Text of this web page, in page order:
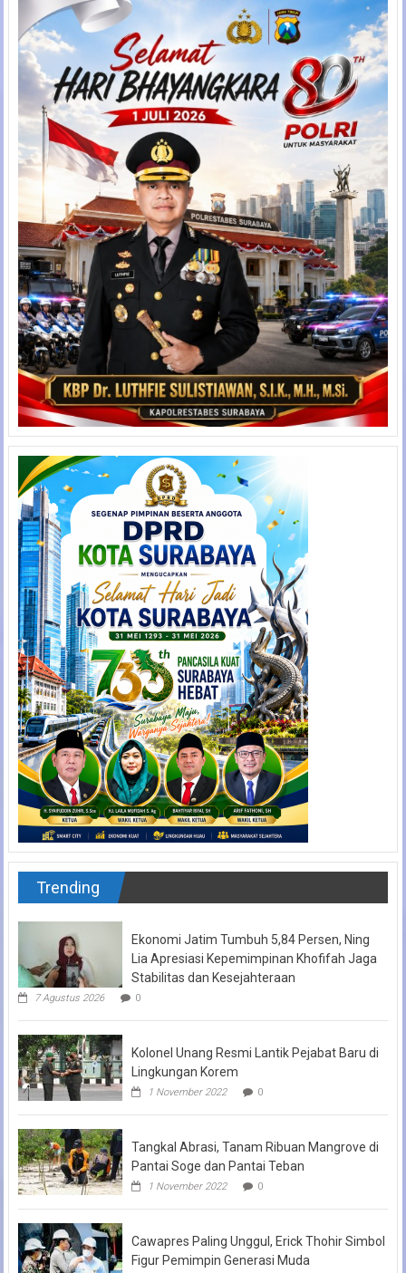
Trending
Ekonomi Jatim Tumbuh 5,84 Persen, Ning
Lia Apresiasi Kepemimpinan Khofifah Jaga
Stabilitas dan Kesejahteraan
7 Agustus 2026 0
Kolonel Unang Resmi Lantik Pejabat Baru di
Lingkungan Korem
1 November 2022 0
Tangkal Abrasi, Tanam Ribuan Mangrove di
Pantai Soge dan Pantai Teban
1 November 2022 0
Cawapres Paling Unggul, Erick Thohir Simbol
Figur Pemimpin Generasi Muda